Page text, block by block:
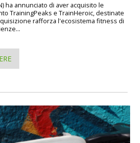
ha annunciato di aver acquisito le
TrainingPeaks e TrainHeroic, destinate
rafforza l'ecosistema fitness di